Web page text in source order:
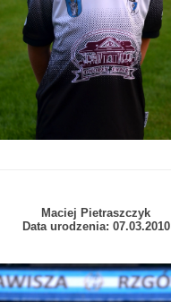
Maciej Pietraszczyk
Data urodzenia: 07.03.2010